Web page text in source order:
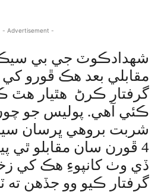
- Advertisement -
شھدادڪوٽ جي بي
مقابلي بعد هڪ ڦورو
گرفتار ڪرڻ هٿيار
ڪئي آهي. پوليس جو
شربت بروهي ڀرسان
4 ڦورن سان مقابلو ٿي
ڏي وٺ کانپوءِ هڪ کي
گرفتار ڪيو وو جڏهن ته